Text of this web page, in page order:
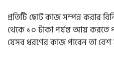
প্রতিটি ছোট কাজ সম্পন্ন করার
থেকে ১০ টাকা পর্যন্ত আয় করতে
যেসব ধরণের কাজ পাবেন তা বেশ